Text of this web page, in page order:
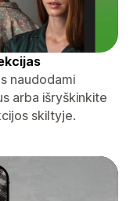
naudodami
arba išryškinkite
skiltyje.